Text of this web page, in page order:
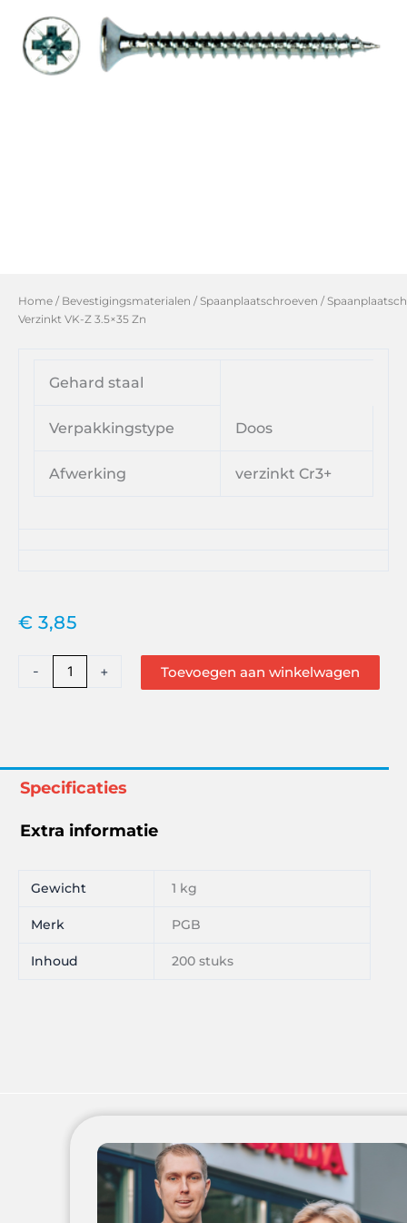
Home / Bevestigingsmaterialen / Spaanplaatschroeven /
Verzinkt VK-Z 3.5×35 Zn
Gehard staal
Verpakkingstype Doos
Afwerking verzinkt Cr3+
€ 3,85
-
Spaanplaatschroef
Verzinkt
Zn
aantal
+ Toevoegen aan winkelwagen
Specificaties
Extra informatie
Gewicht 1 kg
Merk PGB
Inhoud 200 stuks